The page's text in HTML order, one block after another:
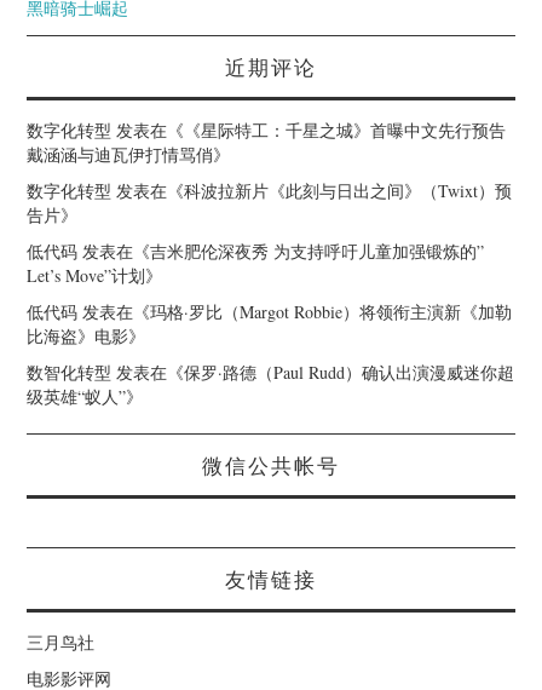
黑暗骑士崛起
近期评论
数字化转型 发表在《 《星际特工：千星之城》首曝中文先行预告
戴涵涵与迪瓦伊打情骂俏》
数字化转型 发表在《科波拉新片《此刻与日出之间》（Twixt）预
告片》
低代码 发表在《吉米肥伦深夜秀 为支持呼吁儿童加强锻炼的”
Let’s Move”计划》
低代码 发表在《玛格·罗比（Margot Robbie）将领衔主演新《加勒
比海盗》电影》
数智化转型 发表在《保罗·路德（Paul Rudd）确认出演漫威迷你超
级英雄“蚁人”》
微信公共帐号
友情链接
三月鸟社
电影影评网